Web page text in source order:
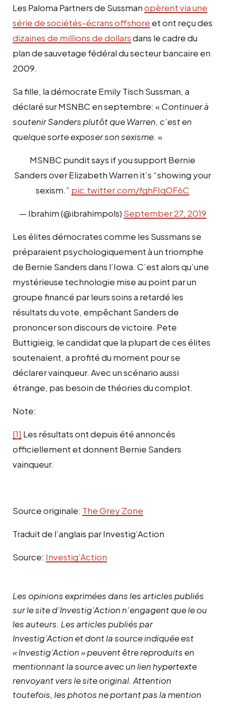
Les Paloma Partners de Sussmanopèrent via une
série de sociétés-écrans offshore et ont reçu des
dizaines de millions de dollarsdans le cadre du
plan de sauvetage fédéral du secteur bancaire en
2009.
Sa fille, la démocrate Emily Tisch Sussman, a
déclaré sur MSNBC en septembre: «Continuer à
soutenir Sanders plutôt que Warren, c’est en
quelque sorte exposer son sexisme. »
MSNBC pundit says if you support Bernie
Sanders over Elizabeth Warren it’s “showing your
sexism.” pic.twitter.com/fghFIqOF6C
— Ibrahim (@ibrahimpols) September 27, 2019
Les élites démocrates comme les Sussmans se
préparaient psychologiquement à un triomphe
de Bernie Sanders dans l’Iowa. C’est alors qu’une
mystérieuse technologie mise au point par un
groupe financé par leurs soins a retardé les
résultats du vote, empêchant Sanders de
prononcer son discours de victoire. Pete
Buttigieig, le candidat que la plupart de ces élites
soutenaient, a profité du moment pour se
déclarer vainqueur. Avec un scénario aussi
étrange, pas besoin de théories du complot.
Note:
[1] Les résultats ont depuis été annoncés
officiellement et donnent Bernie Sanders
vainqueur.
Source originale: The Grey Zone
Traduit de l’anglais par Investig’Action
Source: Investig’Action
Les opinions exprimées dans les articles publiés
sur le site d’Investig’Action n’engagent que le ou
les auteurs. Les articles publiés par
Investig’Action et dont la source indiquée est
« Investig’Action » peuvent être reproduits en
mentionnant la source avec un lien hypertexte
renvoyant vers le site original. Attention
toutefois, les photos ne portant pas la mention